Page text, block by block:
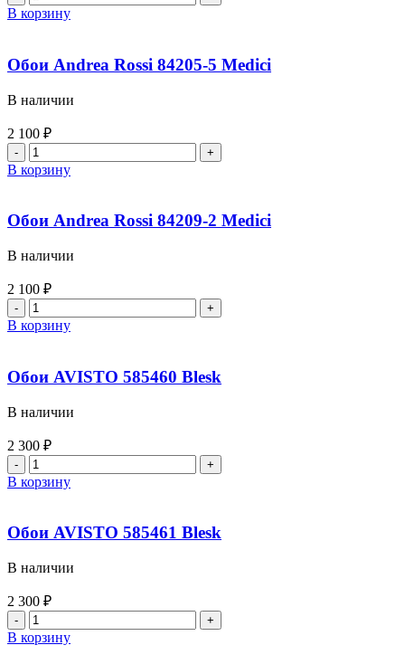
В корзину
Обои Andrea Rossi 84205-5 Medici
В наличии
2 100 ₽
В корзину
Обои Andrea Rossi 84209-2 Medici
В наличии
2 100 ₽
В корзину
Обои AVISTO 585460 Blesk
В наличии
2 300 ₽
В корзину
Обои AVISTO 585461 Blesk
В наличии
2 300 ₽
В корзину